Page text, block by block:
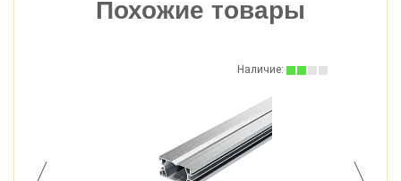
Похожие товары
Наличие: